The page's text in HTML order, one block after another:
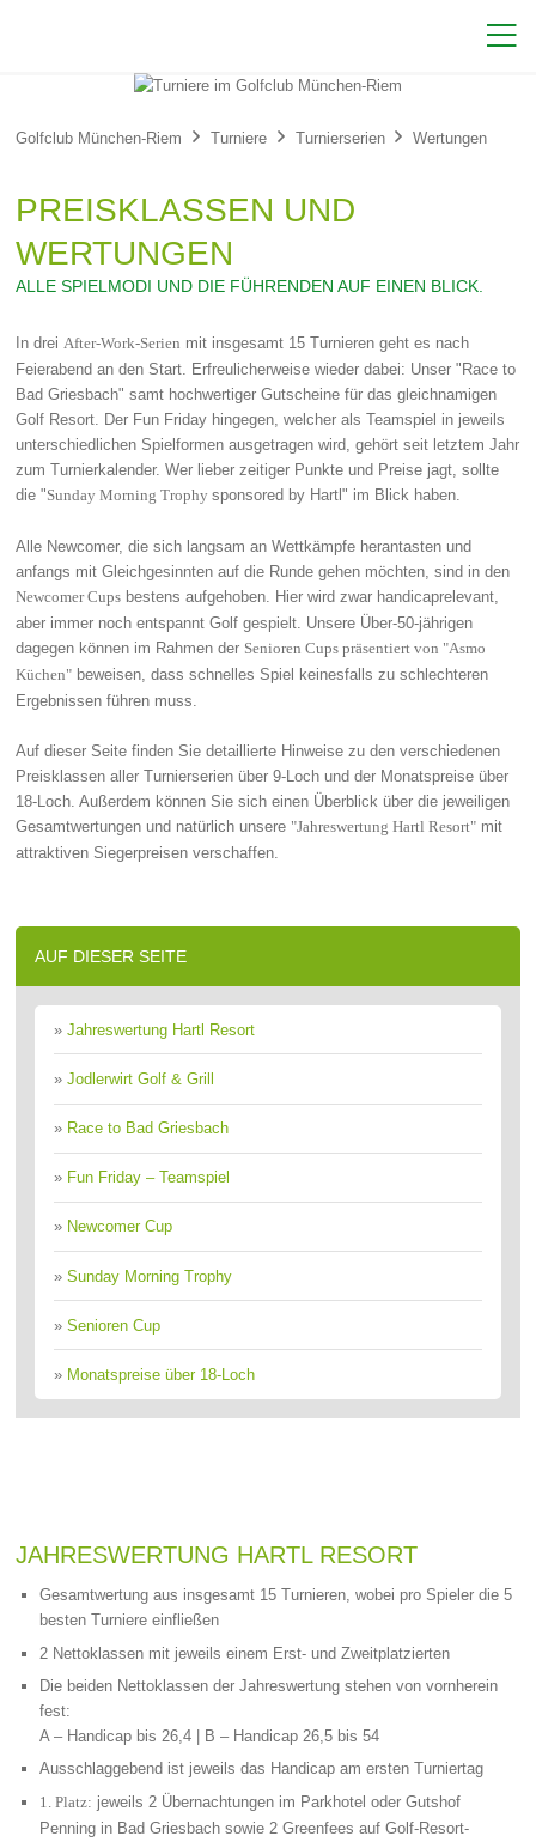

Golfclub München-Riem  Turniere  Turnierserien  Wertungen
PREISKLASSEN UND
WERTUNGEN
ALLE SPIELMODI UND DIE FÜHRENDEN AUF EINEN BLICK.
In drei After-Work-Serien mit insgesamt 15 Turnieren geht es nach
Feierabend an den Start. Erfreulicherweise wieder dabei: Unser "Race to
Bad Griesbach" samt hochwertiger Gutscheine für das gleichnamigen
Golf Resort. Der Fun Friday hingegen, welcher als Teamspiel in jeweils
unterschiedlichen Spielformen ausgetragen wird, gehört seit letztem Jahr
zum Turnierkalender. Wer lieber zeitiger Punkte und Preise jagt, sollte
die "Sunday Morning Trophysponsored by Hartl" im Blick haben.
Alle Newcomer, die sich langsam an Wettkämpfe herantasten und
anfangs mit Gleichgesinnten auf die Runde gehen möchten, sind in den
Newcomer Cups bestens aufgehoben. Hier wird zwar handicaprelevant,
aber immer noch entspannt Golf gespielt. Unsere Über-50-jährigen
dagegen können im Rahmen der Senioren Cups präsentiert von "Asmo
Küchen" beweisen, dass schnelles Spiel keinesfalls zu schlechteren
Ergebnissen führen muss.
Auf dieser Seite finden Sie detaillierte Hinweise zu den verschiedenen
Preisklassen aller Turnierserien über 9-Loch und der Monatspreise über
18-Loch. Außerdem können Sie sich einen Überblick über die jeweiligen
Gesamtwertungen und natürlich unsere "Jahreswertung Hartl Resort" mit
attraktiven Siegerpreisen verschaffen.
AUF DIESER SEITE
»Jahreswertung Hartl Resort
»Jodlerwirt Golf & Grill
» Race to Bad Griesbach
» Fun Friday – Teamspiel
» Newcomer Cup
»Sunday Morning Trophy
»Senioren Cup
» Monatspreise über 18-Loch
JAHRESWERTUNG HARTL RESORT
Gesamtwertung aus insgesamt 15 Turnieren, wobei pro Spieler die 5
besten Turniere einfließen
2 Nettoklassen mit jeweils einem Erst- und Zweitplatzierten
Die beiden Nettoklassen der Jahreswertung stehen von vornherein
fest:
A – Handicap bis 26,4 | B – Handicap 26,5 bis 54
Ausschlaggebend ist jeweils das Handicap am ersten Turniertag
1. Platz: jeweils 2 Übernachtungen im Parkhotel oder Gutshof
Penning in Bad Griesbach sowie 2 Greenfees auf Golf-Resort-